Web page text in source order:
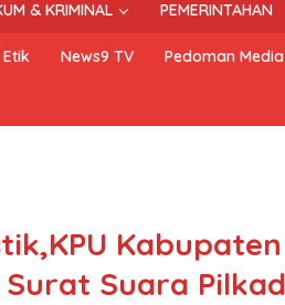
& KRIMINAL PEMERINTAHAN
News9 TV Pedoman
Suara